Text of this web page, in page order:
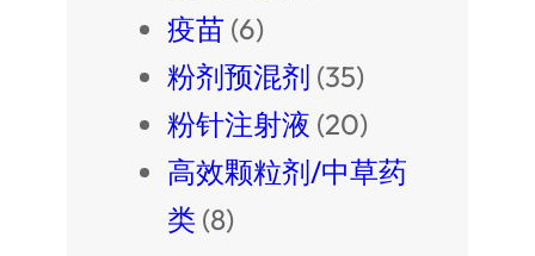
疫苗 (6)
粉剂预混剂 (35)
粉针注射液 (20)
高效颗粒剂/中草药
类 (8)